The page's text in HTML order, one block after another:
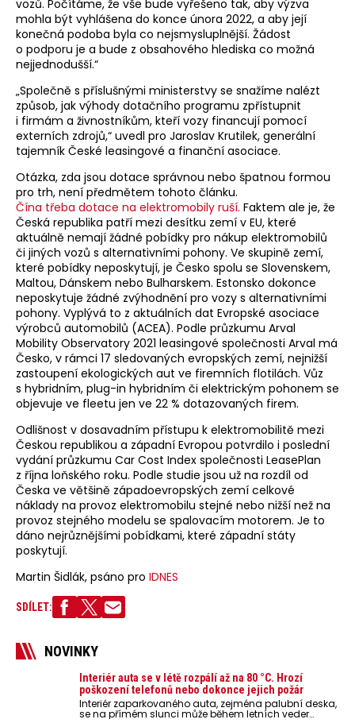
vozů. Počítáme, že vše bude vyřešeno tak, aby výzva
mohla být vyhlášena do konce února 2022, a aby její
konečná podoba byla co nejsmysluplnější. Žádost
o podporu je a bude z obsahového hlediska co možná
nejjednodušší.“
„Společně s příslušnými ministerstvy se snažíme nalézt
způsob, jak výhody dotačního programu zpřístupnit
i firmám a živnostníkům, kteří vozy financují pomocí
externích zdrojů,“ uvedl pro Jaroslav Krutilek, generální
tajemník České leasingové a finanční asociace.
Otázka, zda jsou dotace správnou nebo špatnou formou
pro trh, není předmětem tohoto článku.
Čína třeba dotace na elektromobily ruší. Faktem ale je, že
Česká republika patří mezi desítku zemí v EU, které
aktuálně nemají žádné pobídky pro nákup elektromobilů
či jiných vozů s alternativními pohony. Ve skupině zemí,
které pobídky neposkytují, je Česko spolu se Slovenskem,
Maltou, Dánskem nebo Bulharskem. Estonsko dokonce
neposkytuje žádné zvýhodnění pro vozy s alternativními
pohony. Vyplývá to z aktuálních dat Evropské asociace
výrobců automobilů (ACEA). Podle průzkumu Arval
Mobility Observatory 2021 leasingové společnosti Arval má
Česko, v rámci 17 sledovaných evropských zemí, nejnižší
zastoupení ekologických aut ve firemních flotilách. Vůz
s hybridním, plug-in hybridním či elektrickým pohonem se
objevuje ve fleetu jen ve 22 % dotazovaných firem.
Odlišnost v dosavadním přístupu k elektromobilitě mezi
Českou republikou a západní Evropou potvrdilo i poslední
vydání průzkumu Car Cost Index společnosti LeasePlan
z října loňského roku. Podle studie jsou už na rozdíl od
Česka ve většině západoevropských zemí celkové
náklady na provoz elektromobilu stejné nebo nižší než na
provoz stejného modelu se spalovacím motorem. Je to
dáno nejrůznějšími pobídkami, které západní státy
poskytují.
Martin Šidlák, psáno pro IDNES
SDÍLET:
NOVINKY
Interiér auta se v létě rozpálí až na 80 °C. Hrozí
poškození telefonů nebo dokonce jejich požár
Interiér zaparkovaného auta, zejména palubní deska,
se na přímém slunci může během letních veder